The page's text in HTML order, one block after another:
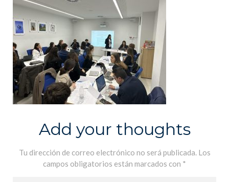
Add your thoughts
Tu dirección de correo electrónico no será publicada. Los
campos obligatorios están marcados con *